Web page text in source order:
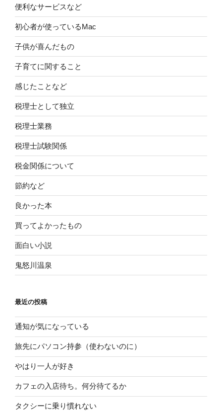
便利なサービスなど
初心者が使っているMac
子供が喜んだもの
子育てに関すること
感じたことなど
税理士として独立
税理士業務
税理士試験関係
税金関係について
節約など
良かった本
買ってよかったもの
面白い小説
鬼怒川温泉
最近の投稿
通知が気になっている
旅先にパソコン持参（使わないのに）
やはり一人が好き
カフェの入店待ち。何分待てるか
タクシーに乗り慣れない